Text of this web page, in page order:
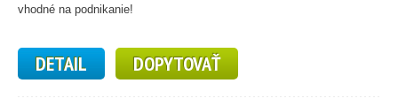
vhodné na podnikanie!
DETAIL DOPYTOVAŤ